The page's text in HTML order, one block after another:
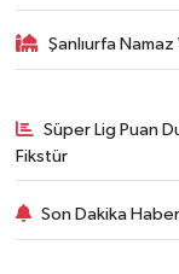
Şanlıurfa
Süper Lig Puan
Fikstür
Son Dakika